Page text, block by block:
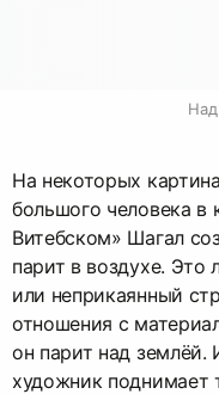
На некоторых
большого человека в
Витебском» Шагал
парит в воздухе.
или неприкаянный
отношения с
он парит над
художник поднимает